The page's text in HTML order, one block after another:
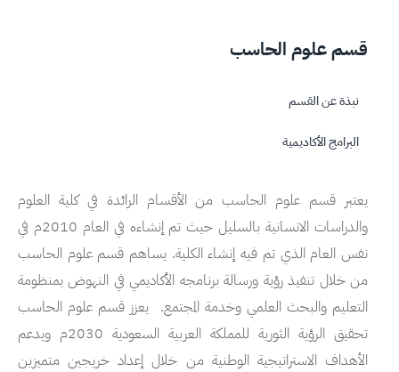
قسم علوم الحاسب
نبذة عن القسم
البرامج الأكاديمية
يعتبر قسم علوم الحاسب من الأقسام الرائدة في كلية العلوم
والدراسات الانسانية بالسليل حيث تم إنشاءه في العام 2010م في
نفس العام الذي تم فيه إنشاء الكلية. يساهم قسم علوم الحاسب
من خلال تنفيذ رؤية ورسالة برنامجه الأكاديمي في النهوض بمنظومة
التعليم والبحث العلمي وخدمة المجتمع. يعزز قسم علوم الحاسب
تحقيق الرؤية الثورية للمملكة العربية السعودية 2030م ويدعم
الأهداف الاستراتيجية الوطنية من خلال إعداد خريجين متميزين